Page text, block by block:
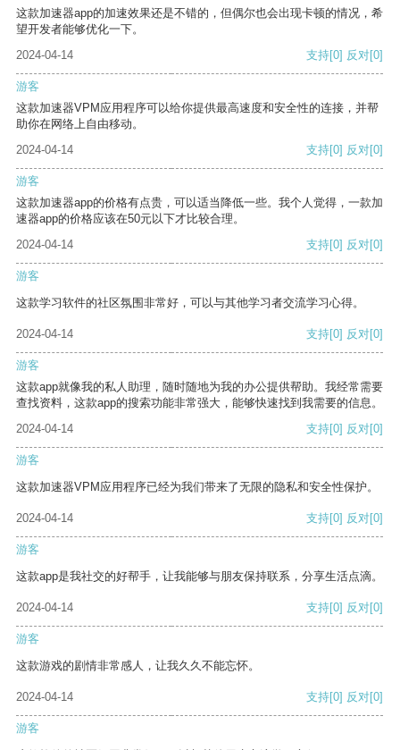
这款加速器app的加速效果还是不错的，但偶尔也会出现卡顿的情况，希
望开发者能够优化一下。
2024-04-14
支持[0] 反对[0]
游客
这款加速器VPM应用程序可以给你提供最高速度和安全性的连接，并帮
助你在网络上自由移动。
2024-04-14
支持[0] 反对[0]
游客
这款加速器app的价格有点贵，可以适当降低一些。我个人觉得，一款加
速器app的价格应该在50元以下才比较合理。
2024-04-14
支持[0] 反对[0]
游客
这款学习软件的社区氛围非常好，可以与其他学习者交流学习心得。
2024-04-14 支持[0] 反对[0]
游客
这款app就像我的私人助理，随时随地为我的办公提供帮助。我经常需要
查找资料，这款app的搜索功能非常强大，能够快速找到我需要的信息。
2024-04-14
支持[0] 反对[0]
游客
这款加速器VPM应用程序已经为我们带来了无限的隐私和安全性保护。
2024-04-14 支持[0] 反对[0]
游客
这款app是我社交的好帮手，让我能够与朋友保持联系，分享生活点滴。
2024-04-14 支持[0] 反对[0]
游客
这款游戏的剧情非常感人，让我久久不能忘怀。
2024-04-14 支持[0] 反对[0]
游客